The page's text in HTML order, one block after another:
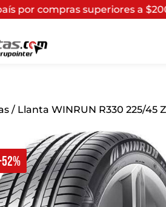
a $200.000*(Aplican
52%
/ Llanta WINRUN R330 225/45